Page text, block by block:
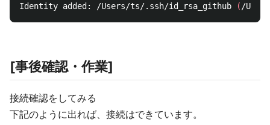
Identity added: /Users/ts/.ssh/id_rsa_github
( /
[事後確認・作業]
接続確認をしてみる
下記のように出れば、接続はできています。